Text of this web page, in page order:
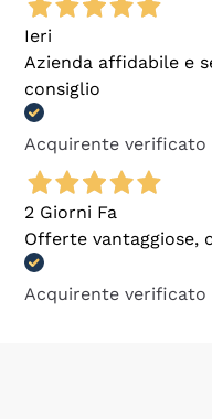
Ieri
Azienda affidabile e
consiglio
Acquirente verificato
2 Giorni Fa
Offerte vantaggiose,
Acquirente verificato